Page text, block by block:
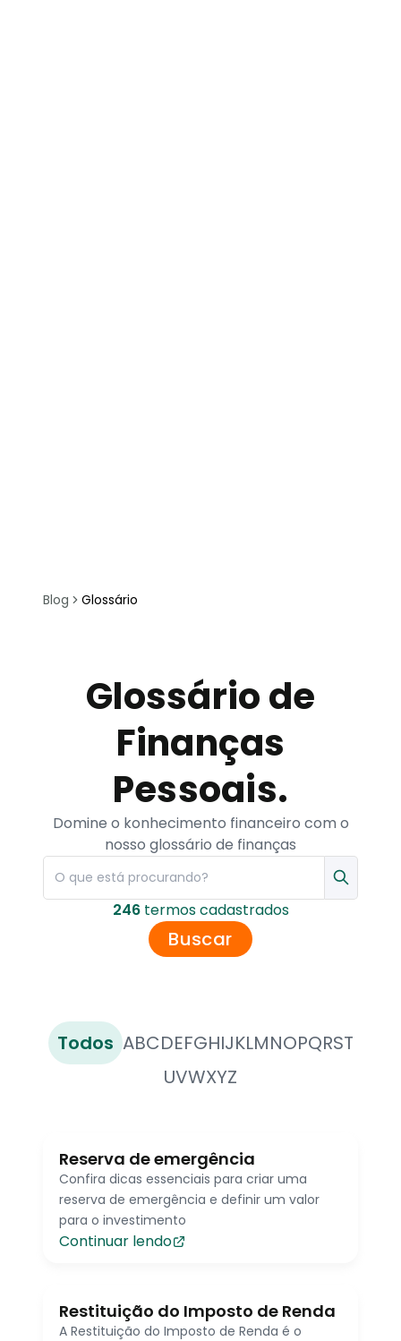
Blog Glossário
Glossário de
Finanças
Pessoais.
Domine o konhecimento financeiro com o
nosso glossário de finanças
246 termoscadastrados
Buscar
Todos ABCDEFGHIJKLMNOPQRST
UVWXYZ
Reserva de emergência
Confira dicas essenciais para criar uma
reserva de emergência e definir um valor
para o investimento
Continuar lendo
Restituição do Imposto de Renda
A Restituição do Imposto de Renda é o